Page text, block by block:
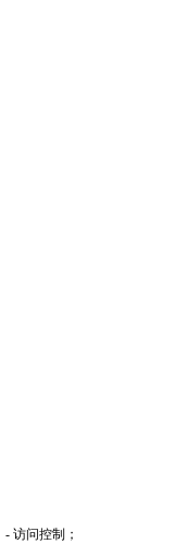
- 访问控制；